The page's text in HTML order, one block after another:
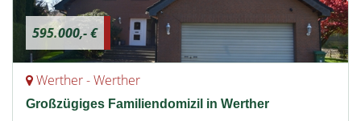
595.000,- €
Werther - Werther
Großzügiges Familiendomizil in Werther